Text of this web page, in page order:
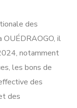
des
OUÉDRAOGO, il
notamment
les bons de
des
des